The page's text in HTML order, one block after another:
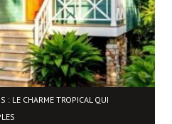
: LE CHARME TROPICAL QUI